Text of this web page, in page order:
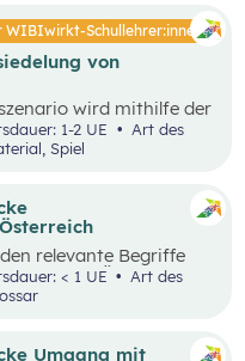
um die Schüler:innen
einzubinden.
Schullehrer:innen
von
wird mithilfe der
„Ansiedelung von
behandelt. Im
an der
Wirtschaft und
1-2 UE
Art des
Spiel
relevante Begriffe
Österreich“
Arbeitsblätter zu
< 1 UE
Umgang mit